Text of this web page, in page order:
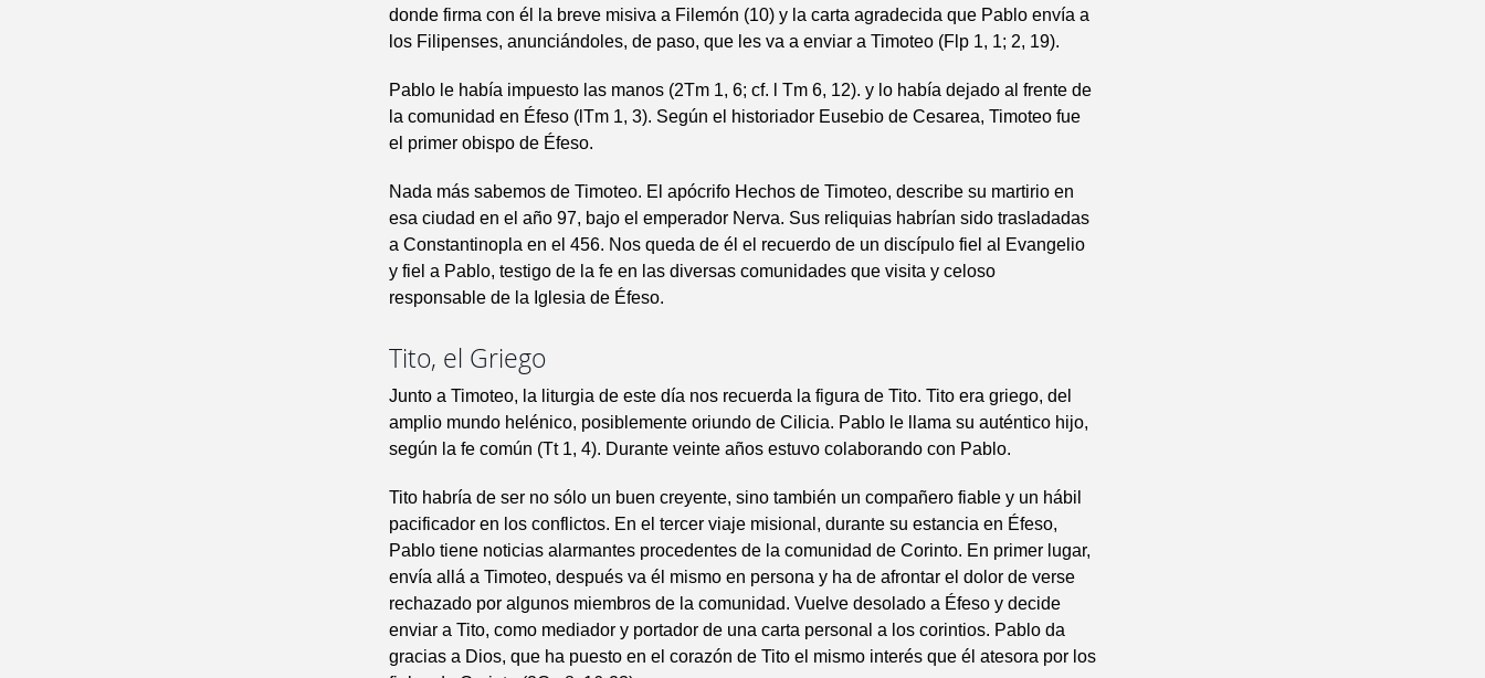
donde firma con él la breve misiva a Filemón (10) y la carta agradecida que Pablo envía a
los Filipenses, anunciándoles, de paso, que les va a enviar a Timoteo (Flp 1, 1; 2, 19).
Pablo le había impuesto las manos (2Tm 1, 6; cf. l Tm 6, 12). y lo había dejado al frente de
la comunidad en Éfeso (lTm 1, 3). Según el historiador Eusebio de Cesarea, Timoteo fue
el primer obispo de Éfeso.
Nada más sabemos de Timoteo. El apócrifo Hechos de Timoteo, describe su martirio en
esa ciudad en el año 97, bajo el emperador Nerva. Sus reliquias habrían sido trasladadas
a Constantinopla en el 456. Nos queda de él el recuerdo de un discípulo fiel al Evangelio
y fiel a Pablo, testigo de la fe en las diversas comunidades que visita y celoso
responsable de la Iglesia de Éfeso.
Tito, el Griego
Junto a Timoteo, la liturgia de este día nos recuerda la figura de Tito. Tito era griego, del
amplio mundo helénico, posiblemente oriundo de Cilicia. Pablo le llama su auténtico hijo,
según la fe común (Tt 1, 4). Durante veinte años estuvo colaborando con Pablo.
Tito habría de ser no sólo un buen creyente, sino también un compañero fiable y un hábil
pacificador en los conflictos. En el tercer viaje misional, durante su estancia en Éfeso,
Pablo tiene noticias alarmantes procedentes de la comunidad de Corinto. En primer lugar,
envía allá a Timoteo, después va él mismo en persona y ha de afrontar el dolor de verse
rechazado por algunos miembros de la comunidad. Vuelve desolado a Éfeso y decide
enviar a Tito, como mediador y portador de una carta personal a los corintios. Pablo da
gracias a Dios, que ha puesto en el corazón de Tito el mismo interés que él atesora por los